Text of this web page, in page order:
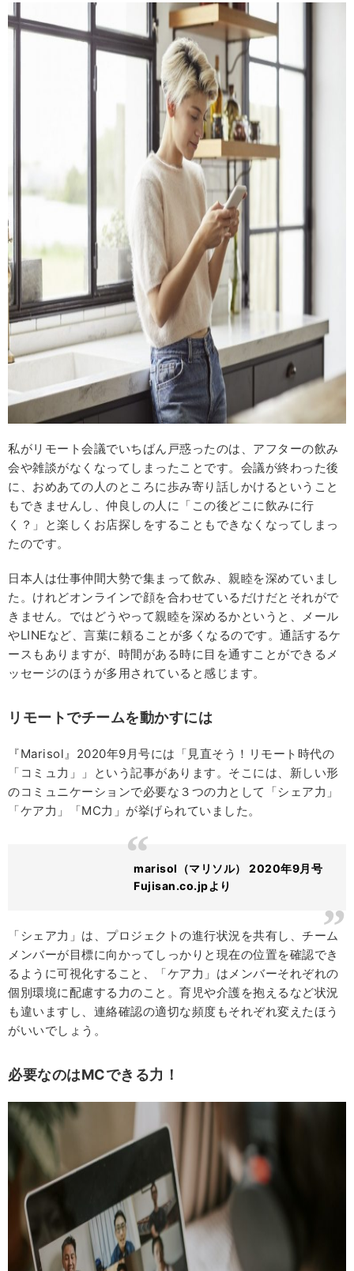
私がリモート会議でいちばん戸惑ったのは、アフターの飲み
会や雑談がなくなってしまったことです。会議が終わった後
に、おめあての人のところに歩み寄り話しかけるということ
もできませんし、仲良しの人に「この後どこに飲みに行
く？」と楽しくお店探しをすることもできなくなってしまっ
たのです。
日本人は仕事仲間大勢で集まって飲み、親睦を深めていまし
た。けれどオンラインで顔を合わせているだけだとそれがで
きません。ではどうやって親睦を深めるかというと、メール
やLINEなど、言葉に頼ることが多くなるのです。通話するケ
ースもありますが、時間がある時に目を通すことができるメ
ッセージのほうが多用されていると感じます。
リモートでチームを動かすには
『Marisol』2020年9月号には「見直そう！リモート時代の
「コミュ力」」という記事があります。そこには、新しい形
のコミュニケーションで必要な３つの力として「シェア力」
「ケア力」「MC力」が挙げられていました。
marisol（マリソル） 2020年9月号
Fujisan.co.jpより
「シェア力」は、プロジェクトの進行状況を共有し、チーム
メンバーが目標に向かってしっかりと現在の位置を確認でき
るように可視化すること、「ケア力」はメンバーそれぞれの
個別環境に配慮する力のこと。育児や介護を抱えるなど状況
も違いますし、連絡確認の適切な頻度もそれぞれ変えたほう
がいいでしょう。
必要なのはMCできる力！